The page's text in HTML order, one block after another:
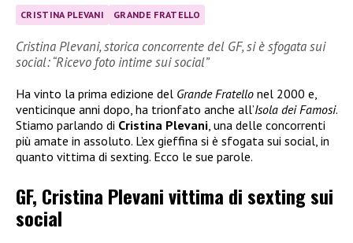
CRISTINA PLEVANI GRANDE FRATELLO
Cristina Plevani, storica concorrente del GF, si è sfogata sui
social: “Ricevo foto intime sui social”
Ha vinto la prima edizione del Grande Fratello nel 2000 e,
venticinque anni dopo, ha trionfato anche all’Isola dei Famosi.
Stiamo parlando di Cristina Plevani , una delle concorrenti
più amate in assoluto. L’ex gieffina si è sfogata sui social, in
quanto vittima di sexting. Ecco le sue parole.
GF, Cristina Plevani vittima di sexting sui
social